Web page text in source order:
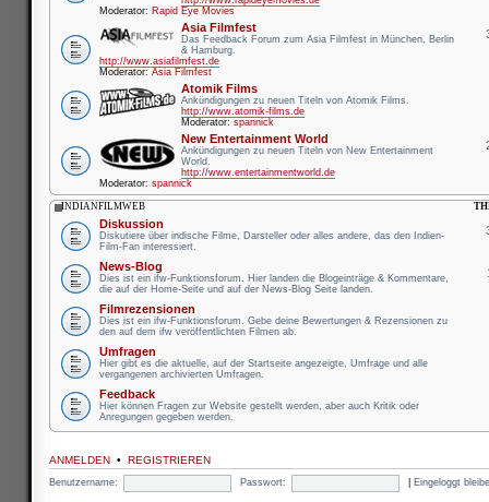
Moderator: Rapid Eye Movies
Asia Filmfest
Das Feedback Forum zum Asia Filmfest in München, Berlin
& Hamburg.
http://www.asiafilmfest.de
Moderator: Asia Filmfest
Atomik Films
Ankündigungen zu neuen Titeln von Atomik Films.
http://www.atomik-films.de
Moderator: spannick
New Entertainment World
Ankündigungen zu neuen Titeln von New Entertainment
World.
http://www.entertainmentworld.de
Moderator: spannick
INDIANFILMWEB
Diskussion
Diskutiere über indische Filme, Darsteller oder alles andere, das den Indien-
Film-Fan interessiert.
News-Blog
Dies ist ein ifw-Funktionsforum. Hier landen die Blogeinträge & Kommentare,
die auf der Home-Seite und auf der News-Blog Seite landen.
Filmrezensionen
Dies ist ein ifw-Funktionsforum. Gebe deine Bewertungen & Rezensionen zu
den auf dem ifw veröffentlichten Filmen ab.
Umfragen
Hier gibt es die aktuelle, auf der Startseite angezeigte, Umfrage und alle
vergangenen archivierten Umfragen.
Feedback
Hier können Fragen zur Website gestellt werden, aber auch Kritik oder
Anregungen gegeben werden.
ANMELDEN • REGISTRIEREN
Benutzername: Passwort: Eingeloggt